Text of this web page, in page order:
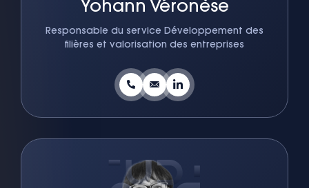
Yohann Véronèse
Responsable du service Développement des
filières et valorisation des entreprises